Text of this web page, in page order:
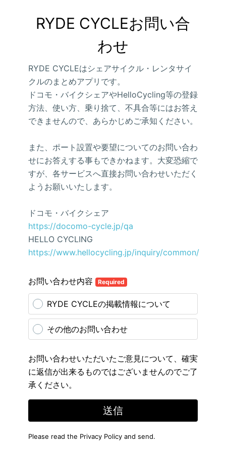
RYDE CYCLEお問い合
わせ
RYDE CYCLEはシェアサイクル・レンタサイ
クルのまとめアプリです。
ドコモ・バイクシェアやHelloCycling等の登録
方法、使い方、乗り捨て、不具合等にはお答え
できませんので、あらかじめご承知ください。
また、ポート設置や要望についてのお問い合わ
せにお答えする事もできかねます。大変恐縮で
すが、各サービスへ直接お問い合わせいただく
ようお願いいたします。
ドコモ・バイクシェア
https://docomo-cycle.jp/qa
HELLO CYCLING
https://www.hellocycling.jp/inquiry/common/
お問い合わせ内容 Required
RYDE CYCLEの掲載情報について
その他のお問い合わせ
お問い合わせいただいたご意見について、確実
に返信が出来るものではございませんのでご了
承ください。
送信
Please read the Privacy Policy and send.